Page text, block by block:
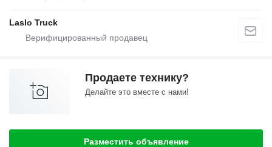
Laslo Truck
Продаете технику?
Делайте это вместе с нами!
Разместить объявление